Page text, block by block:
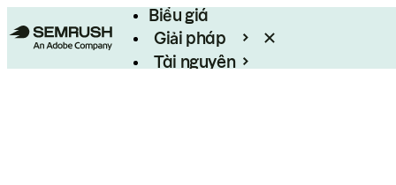
Biểu giá
Giải pháp
Tài nguyên